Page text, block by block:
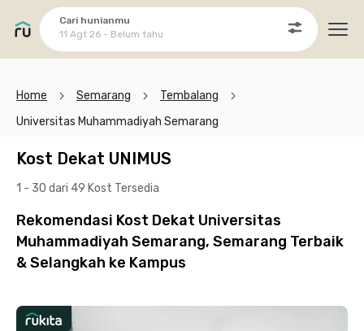
Cari hunianmu
11 Agt 26 - Belum tahu
Home Semarang
Tembalang
Universitas Muhammadiyah Semarang
Kost Dekat UNIMUS
1 - 30 dari 49 Kost Tersedia
Rekomendasi Kost Dekat Universitas
Muhammadiyah Semarang, Semarang Terbaik
& Selangkah ke Kampus